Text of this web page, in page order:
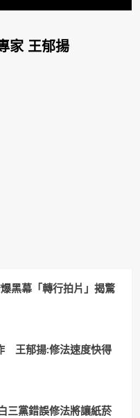
家 王郁揚
黑幕「轉行拍片」揭驚
王郁揚:修法速度快得
黨錯誤修法將讓紙菸